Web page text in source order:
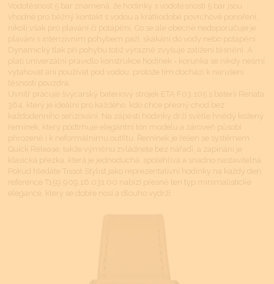
Vodotěsnost 5 bar znamená, že hodinky s vodotěsností 5 bar jsou
vhodné pro běžný kontakt s vodou a krátkodobé povrchové ponoření,
nikoli však pro plavání či potápění. Co se ale obecně nedoporučuje je
plavání s intenzivním pohybem paží, skákání do vody nebo potápění.
Dynamický tlak při pohybu totiž výrazně zvyšuje zatížení těsnění. A
platí univerzální pravidlo konstrukce hodinek - korunka se nikdy nesmí
vytahovat ani používat pod vodou, protože tím dochází k narušení
těsnosti pouzdra.
Uvnitř pracuje švýcarský bateriový strojek ETA F03.105 s baterií Renata
364, který je ideální pro každého, kdo chce přesný chod bez
každodenního seřizování. Na zápěstí hodinky drží světle hnědý kožený
řemínek, který podtrhuje elegantní tón modelu a zároveň působí
přirozeně i k neformálnímu outfitu. Řemínek je řešen se systémem
Quick Release, takže výměnu zvládnete bez nářadí, a zapínání je
klasická přezka, která je jednoduchá, spolehlivá a snadno nastavitelná.
Pokud hledáte Tissot Stylist jako reprezentativní hodinky na každý den,
reference T159.909.16.031.00 nabízí přesně ten typ minimalistické
elegance, který se dobře nosí a dlouho vydrží.